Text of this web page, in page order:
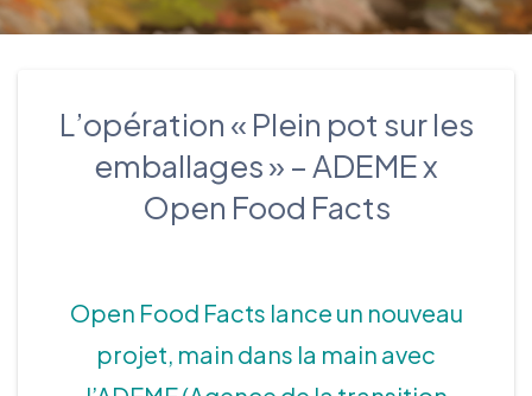
L’opération « Plein pot sur les
emballages » – ADEME x
Open Food Facts
Open Food Facts lance un nouveau
projet, main dans la main avec